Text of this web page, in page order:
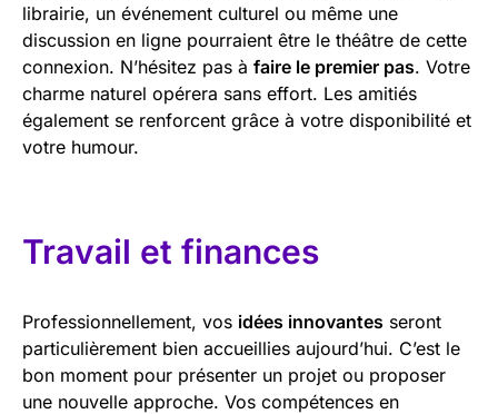
librairie, un événement culturel ou même une
discussion en ligne pourraient être le théâtre de cette
connexion. N’hésitez pas à faire le premier pas. Votre
charme naturel opérera sans effort. Les amitiés
également se renforcent grâce à votre disponibilité et
votre humour.
Travail et finances
Professionnellement, vos idées innovantes seront
particulièrement bien accueillies aujourd’hui. C’est le
bon moment pour présenter un projet ou proposer
une nouvelle approche. Vos compétences en